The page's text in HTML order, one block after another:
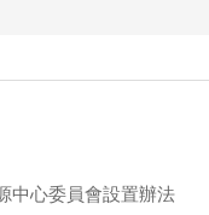
中心委員會設置辦法